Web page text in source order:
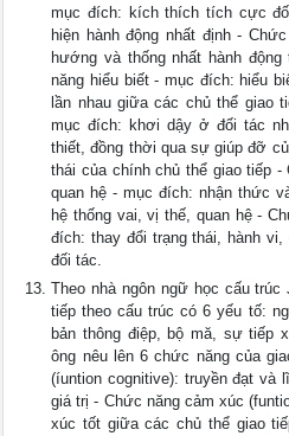
mục đích: kích thích tích cực
hiện hành động nhất định -
hướng và thống nhất hành
năng hiểu biết - mục đích: hiểu
lần nhau giữa các chủ thể giao
mục đích: khơi dậy ở đối tác
thiết, đồng thời qua sự giúp đỡ
thái của chính chủ thể giao tiếp
quan hệ - mục đích: nhận thức
hệ thống vai, vị thế, quan hệ -
đích: thay đổi trạng thái, hành
đối tác.
Theo nhà ngôn ngữ học cấu trúc
tiếp theo cấu trúc có 6 yếu tố:
bản thông điệp, bộ mă, sự tiếp
ông nêu lên 6 chức năng của
(íuntion cognitive): truyền đạt và
giá trị - Chức năng cảm xúc
xúc tốt giữa các chủ thể giao